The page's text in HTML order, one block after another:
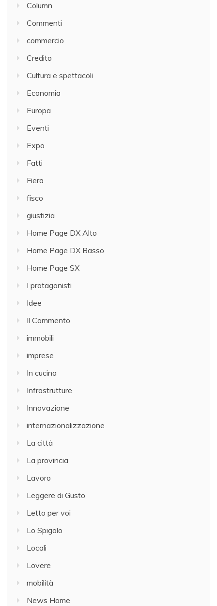
Column
Commenti
commercio
Credito
Cultura e spettacoli
Economia
Europa
Eventi
Expo
Fatti
Fiera
fisco
giustizia
Home Page DX Alto
Home Page DX Basso
Home Page SX
I protagonisti
Idee
Il Commento
immobili
imprese
In cucina
Infrastrutture
Innovazione
internazionalizzazione
La città
La provincia
Lavoro
Leggere di Gusto
Letto per voi
Lo Spigolo
Locali
Lovere
mobilità
News Home